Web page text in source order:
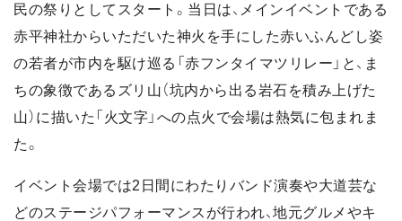
民の祭りとしてスタート。当日は、メインイベントである
赤平神社からいただいた神火を手にした赤いふんどし姿
の若者が市内を駆け巡る「赤フンタイマツリレー」と、ま
ちの象徴であるズリ山（坑内から出る岩石を積み上げた
山）に描いた「火文字」への点火で会場は熱気に包まれま
た。
イベント会場では2日間にわたりバンド演奏や大道芸な
どのステージパフォーマンスが行われ、地元グルメやキ